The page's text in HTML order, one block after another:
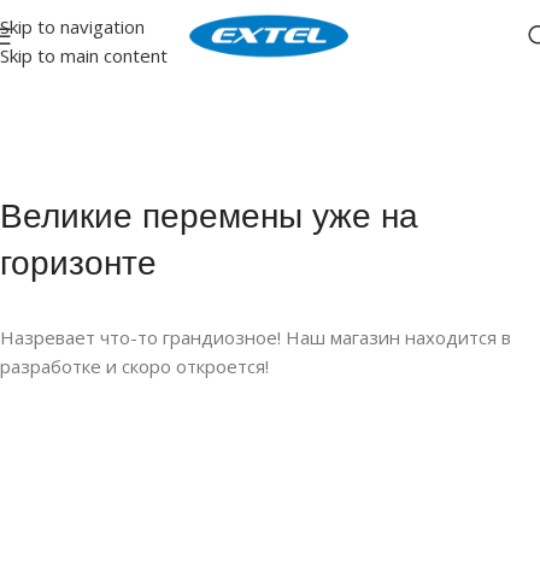
Skip to navigation
Skip to main content
Великие перемены уже на
горизонте
Назревает что-то грандиозное! Наш магазин находится в
разработке и скоро откроется!